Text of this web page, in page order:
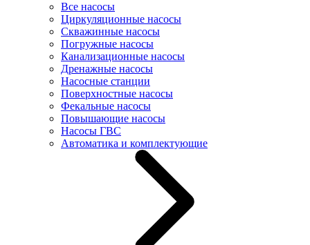
Все насосы
Циркуляционные насосы
Скважинные насосы
Погружные насосы
Канализационные насосы
Дренажные насосы
Насосные станции
Поверхностные насосы
Фекальные насосы
Повышающие насосы
Насосы ГВС
Автоматика и комплектующие